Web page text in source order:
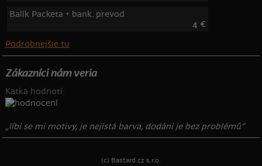
Balík Packeta + bank. prevod
4 €
Podrobnejšie tu
Zákazníci nám veria
Katka hodnotí:
„líbí se mi motivy, je nejistá barva, dodání je bez problémů“
(c) Bastard.cz s.r.o.